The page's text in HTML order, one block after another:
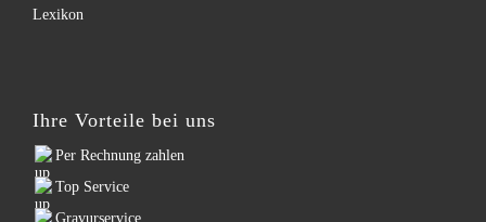
Lexikon
Ihre Vorteile bei uns
Per Rechnung zahlen
Top Service
Gravurservice